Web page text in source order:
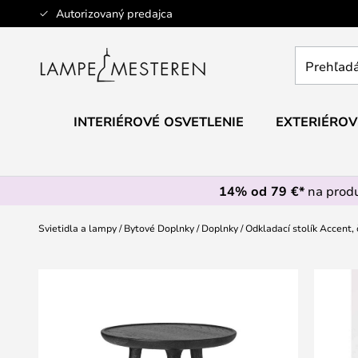
Autorizovaný predajca
Skip
to
obchod
INTERIÉROVÉ OSVETLENIE
14% od 79 €* na
Svietidla a lampy Bytové Doplnky Doplnky Odkladací stolík Accent,